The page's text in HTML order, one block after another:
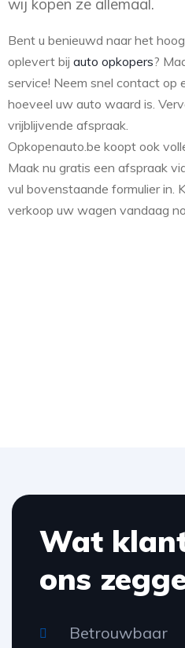
wij kopen ze allemaal.
Bent u benieuwd naar het
oplevert bij auto opkopers?
service! Neem snel contact op
hoeveel uw auto waard is.
vrijblijvende afspraak.
Opkopenauto.be koopt ook
Maak nu gratis een afspraak
vul bovenstaande formulier in.
verkoop uw wagen vandaag
Wat
ons
Betrouwbaar